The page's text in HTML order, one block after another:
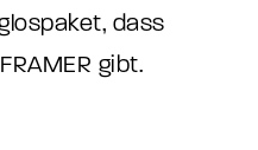
dass
gibt.